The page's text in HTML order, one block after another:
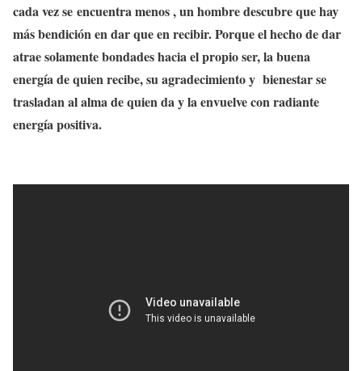
cada vez se encuentra menos , un hombre descubre que hay
más bendición en dar que en recibir. Porque el hecho de dar
atrae solamente bondades hacia el propio ser, la buena
energía de quien recibe, su agradecimiento y bienestar se
trasladan al alma de quien da y la envuelve con radiante
energía positiva.